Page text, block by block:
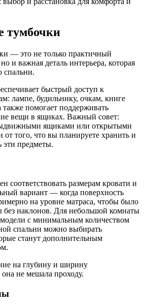
тумбочки
— это не только практичный
и важная деталь интерьера, которая
спальни.
быстрый доступ к
лампе, будильнику, очкам, книге
помогает поддерживать
вещи в ящиках. Важный совет:
ящиками или открытыми
от того, что вы планируете хранить и
эти предметы.
соответствовать размерам кровати и
вариант — когда поверхность
на уровне матраса, чтобы было
без наклонов. Для небольшой комнаты
с минимальным количеством
спальни можно выбирать
станут дополнительным
на глубину и ширину
не мешала проходу.